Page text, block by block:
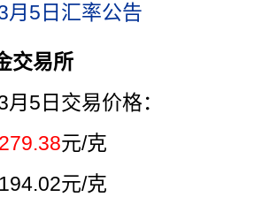
月5日汇率公告
交易所
5日交易价格：
279.38元/克
元/克